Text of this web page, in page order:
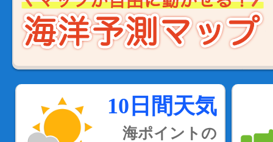
10日間天気
海ポイントの